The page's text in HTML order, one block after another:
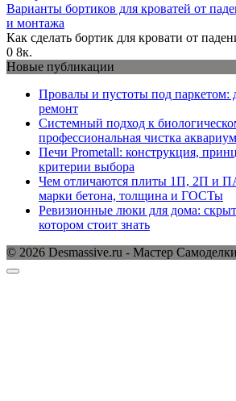
Варианты бортиков для кроватей от
и монтажа
Как сделать бортик для кровати от
0 8к.
Новые публикации
Провалы и пустоты под паркетом:
ремонт
Системный подход к
профессиональная чистка
Печи Prometall: конструкция,
критерии выбора
Чем отличаются плиты 1П, 2П и
марки бетона, толщина и ГОСТы
Ревизионные люки для дома:
котором стоит знать
© 2026 Desmassive.ru - Мастер